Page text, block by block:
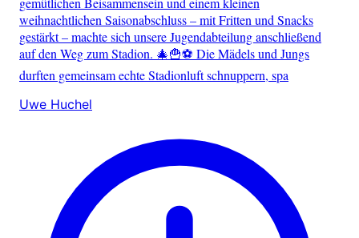
weihnachtlichen Saisonabschluss – mit Fritten und Snacks
gestärkt – machte sich unsere Jugendabteilung anschließend
auf den Weg zum Stadion. 🎄🍟⚽ Die Mädels und Jungs
durften gemeinsam echte Stadionluft schnuppern, spa
Uwe Huchel